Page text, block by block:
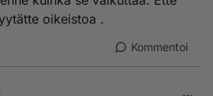
oikeistoa .
Kommentoi